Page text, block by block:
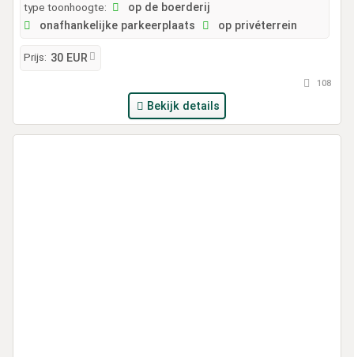
type toonhoogte:
op de boerderij
onafhankelijke parkeerplaats
op privéterrein
Prijs: 30 EUR
108
Bekijk details